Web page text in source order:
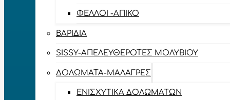
ΦΕΛΛΟΊ -ΑΠΊΚΟ
ΒΑΡΊΔΙΑ
SISSY-ΑΠΕΛΕΥΘΕΡΟΤΈΣ ΜΟΛΥΒΙΟΎ
ΔΟΛΏΜΑΤΑ-ΜΑΛΆΓΡΕΣ
ΕΝΙΣΧΥΤΙΚΆ ΔΟΛΩΜΆΤΩΝ